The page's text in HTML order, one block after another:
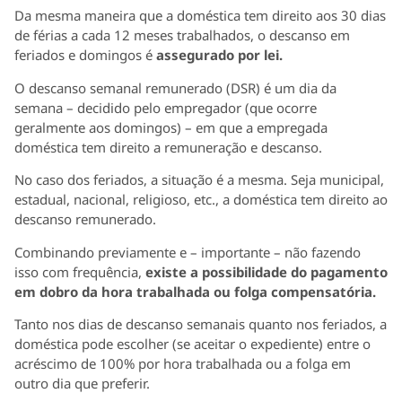
Da mesma maneira que a doméstica tem direito aos 30 dias
de férias a cada 12 meses trabalhados, o descanso em
feriados e domingos é assegurado por lei.
O descanso semanal remunerado (DSR) é um dia da
semana – decidido pelo empregador (que ocorre
geralmente aos domingos) – em que a empregada
doméstica tem direito a remuneração e descanso.
No caso dos feriados, a situação é a mesma. Seja municipal,
estadual, nacional, religioso, etc., a doméstica tem direito ao
descanso remunerado.
Combinando previamente e – importante – não fazendo
isso com frequência, existe a possibilidade do pagamento
em dobro da hora trabalhada ou folga compensatória.
Tanto nos dias de descanso semanais quanto nos feriados, a
doméstica pode escolher (se aceitar o expediente) entre o
acréscimo de 100% por hora trabalhada ou a folga em
outro dia que preferir.